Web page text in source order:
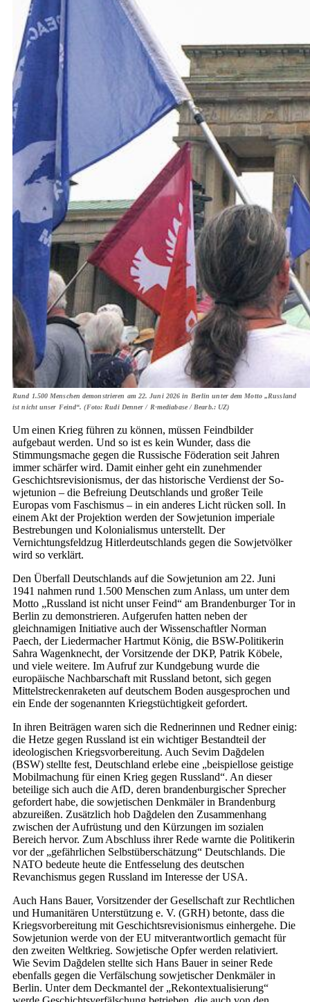
Rund 1.500 Menschen demonstrieren am 22. Juni 2026 in Berlin unter dem Motto „Russland
ist nicht unser Feind“. (Foto: Rudi Denner / R-mediabase / Bearb.: UZ)
Um einen Krieg führen zu können, müssen Feindbilder
aufgebaut werden. Und so ist es kein Wunder, dass die
Stimmungsmache gegen die Russische Föderation seit Jahren
immer schärfer wird. Damit einher geht ein zunehmender
Geschichtsrevisionismus, der das historische Verdienst der So­
wjet­union – die Befreiung Deutschlands und großer Teile
Europas vom Faschismus – in ein anderes Licht rücken soll. In
einem Akt der Projektion werden der So­wjet­union imperiale
Bestrebungen und Kolonialismus unterstellt. Der
Vernichtungsfeldzug Hitlerdeutschlands gegen die Sowjetvölker
wird so verklärt.
Den Überfall Deutschlands auf die So­wjet­union am 22. Juni
1941 nahmen rund 1.500 Menschen zum Anlass, um unter dem
Motto „Russland ist nicht unser Feind“ am Brandenburger Tor in
Berlin zu demonstrieren. Aufgerufen hatten neben der
gleichnamigen Initiative auch der Wissenschaftler Norman
Paech, der Liedermacher Hartmut König, die BSW-Politikerin
Sahra Wagenknecht, der Vorsitzende der DKP, Patrik Köbele,
und viele weitere. Im Aufruf zur Kundgebung wurde die
europäische Nachbarschaft mit Russland betont, sich gegen
Mittelstreckenraketen auf deutschem Boden ausgesprochen und
ein Ende der sogenannten Kriegstüchtigkeit gefordert.
In ihren Beiträgen waren sich die Rednerinnen und Redner einig:
die Hetze gegen Russland ist ein wichtiger Bestandteil der
ideologischen Kriegsvorbereitung. Auch Sevim Dağdelen
(BSW) stellte fest, Deutschland erlebe eine „beispiellose geistige
Mobilmachung für einen Krieg gegen Russland“. An dieser
beteilige sich auch die AfD, deren brandenburgischer Sprecher
gefordert habe, die sowjetischen Denkmäler in Brandenburg
abzureißen. Zusätzlich hob Dağdelen den Zusammenhang
zwischen der Aufrüstung und den Kürzungen im sozialen
Bereich hervor. Zum Abschluss ihrer Rede warnte die Politikerin
vor der „gefährlichen Selbstüberschätzung“ Deutschlands. Die
NATO bedeute heute die Entfesselung des deutschen
Revanchismus gegen Russland im Inte­resse der USA.
Auch Hans Bauer, Vorsitzender der Gesellschaft zur Rechtlichen
und Humanitären Unterstützung e. V. (GRH) betonte, dass die
Kriegsvorbereitung mit Geschichtsrevisionismus einhergehe. Die
So­wjet­union werde von der EU mitverantwortlich gemacht für
den zweiten Weltkrieg. Sowjetische Opfer werden relativiert.
Wie Sevim Dağdelen stellte sich Hans Bauer in seiner Rede
ebenfalls gegen die Verfälschung sowjetischer Denkmäler in
Berlin. Unter dem Deckmantel der „Rekontextualisierung“